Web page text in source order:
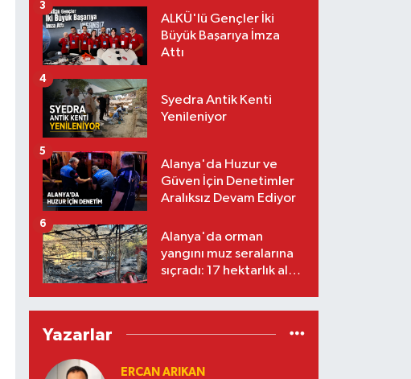
ALKÜ'lü Gençler İki
Büyük Başarıya İmza
Attı
3
Syedra Antik Kenti
Yenileniyor
4
Alanya'da Huzur ve
Güven İçin Denetimler
Aralıksız Devam Ediyor
5
Alanya'da orman
yangını muz seralarına
sıçradı: 17 hektarlık alan
6
Yazarlar
ERCAN ARIKAN